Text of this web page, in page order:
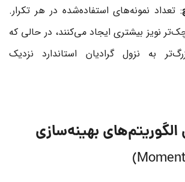
: تعداد نمونه‌های استفاده‌شده در هر تکرار.
نویز بیشتری ایجاد می‌کنند، در حالی که
به نزول گرادیان استاندارد نزدیک